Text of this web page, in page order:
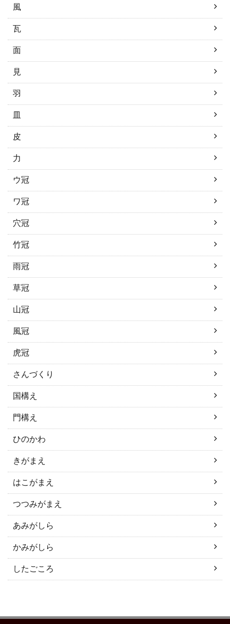
風
瓦
面
見
羽
皿
皮
力
ウ冠
ワ冠
穴冠
竹冠
雨冠
草冠
山冠
風冠
虎冠
さんづくり
国構え
門構え
ひのかわ
きがまえ
はこがまえ
つつみがまえ
あみがしら
かみがしら
したごころ